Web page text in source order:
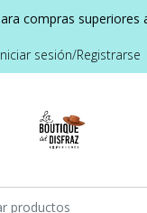
compras superiores
sesión/Registrarse